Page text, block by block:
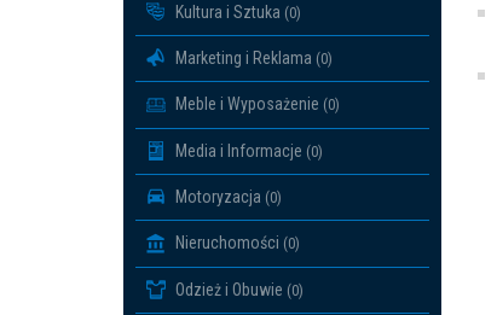
Kultura i Sztuka (0)
Marketing i Reklama (0)
Meble i Wyposażenie (0)
Media i Informacje (0)
Motoryzacja (0)
Nieruchomości (0)
Odzież i Obuwie (0)